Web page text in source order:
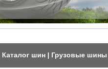
Каталог шин | Грузовые шины